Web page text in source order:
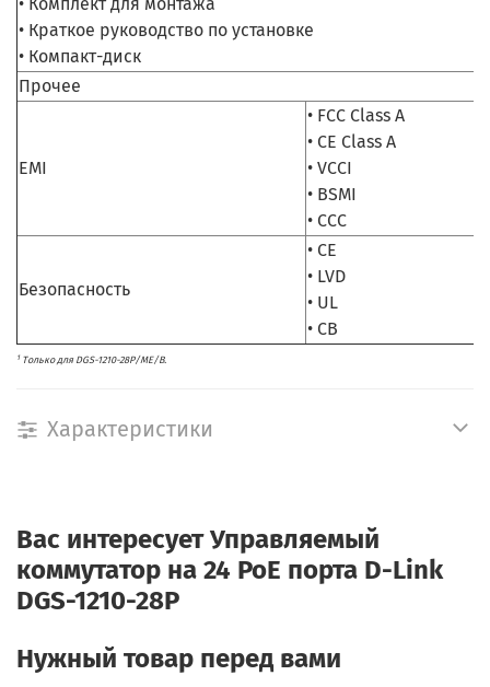
• Краткое руководство по установке
• Компакт-диск
Прочее
EMI
• FCC Class A
• CE Class A
• VCCI
• BSMI
• CCC
Безопасность
• CE
• LVD
• UL
• CB
1 Только для DGS-1210-28P/ME/B.
Характеристики
Вас интересуетУправляемый
коммутатор на 24 PoE порта D-Link
DGS-1210-28P
Нужный товар перед вами